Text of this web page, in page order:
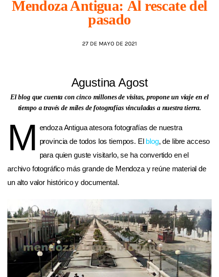
Mendoza Antigua: Al rescate del
pasado
27 DE MAYO DE 2021
Agustina Agost
El blog que cuenta con cinco millones de visitas, propone un viaje en el
tiempo a través de miles de fotografías vinculadas a nuestra tierra.
M endoza Antigua atesora fotografías de nuestra
provincia de todos los tiempos. El blog, de libre acceso
para quien guste visitarlo, se ha convertido en el
archivo fotográfico más grande de Mendoza y reúne material de
un alto valor histórico y documental.